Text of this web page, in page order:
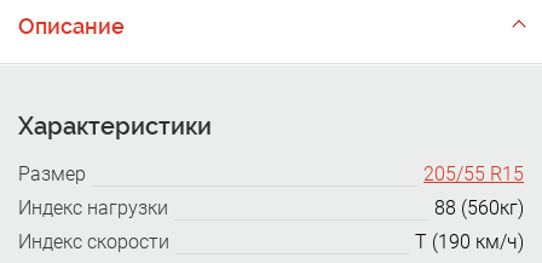
Описание
Характеристики
Размер
205/55 R15
Индекс нагрузки
88 (560кг)
Индекс скорости
T (190 км/ч)